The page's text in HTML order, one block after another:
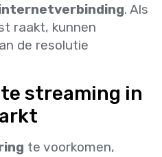
. Als
raakt, kunnen
de resolutie
streaming in
te voorkomen,